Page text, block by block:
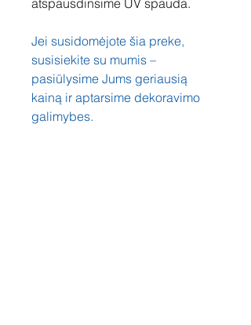
atspausdinsime UV spauda.
Jei susidomėjote šia preke,
susisiekite su mumis –
pasiūlysime Jums geriausią
kainą ir aptarsime dekoravimo
galimybes.